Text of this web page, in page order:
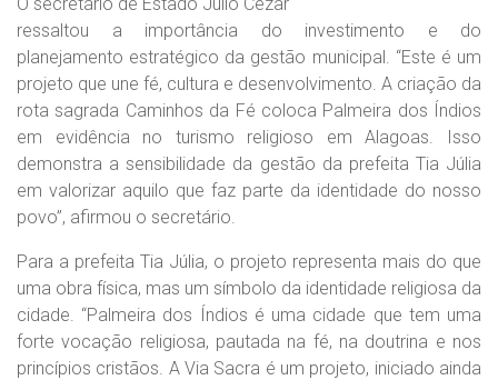
ressaltou a importância do investimento e do
planejamento estratégico da gestão municipal. “Este é um
projeto que une fé, cultura e desenvolvimento. A criação da
rota sagrada Caminhos da Fé coloca Palmeira dos Índios
em evidência no turismo religioso em Alagoas. Isso
demonstra a sensibilidade da gestão da prefeita Tia Júlia
em valorizar aquilo que faz parte da identidade do nosso
povo”, afirmou o secretário.
Para a prefeita Tia Júlia, o projeto representa mais do que
uma obra física, mas um símbolo da identidade religiosa da
cidade. “Palmeira dos Índios é uma cidade que tem uma
forte vocação religiosa, pautada na fé, na doutrina e nos
princípios cristãos. A Via Sacra é um projeto, iniciado ainda